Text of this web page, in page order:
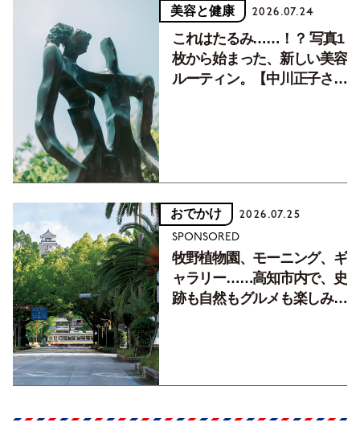
美容と健康 2026.07.24
これはたるみ……！？ 写真1
枚から始まった、新しい美容
ルーティン。【中川正子さん
おでかけ 2026.07.25
SPONSORED
牧野植物園、モーニング、ギ
ャラリー……高知市内で、史
跡も自然もグルメも楽しみ尽